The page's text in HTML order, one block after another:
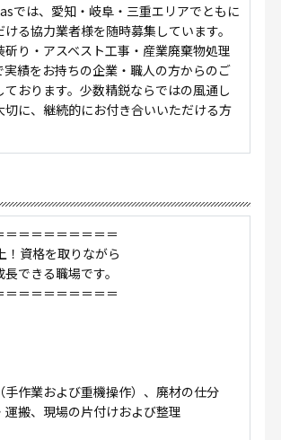
では、愛知・岐阜・三重エリアでともに
る協力業者様を随時募集しています。
斫り・アスベスト工事・産業廃棄物処理
実績をお持ちの企業・職人の方からのご
おります。少数精鋭ならではの風通し
切に、継続的にお付き合いいただける方
＝＝＝＝＝＝＝＝＝
！資格を取りながら
できる職場です。
＝＝＝＝＝＝＝＝＝
手作業および重機操作）、廃材の仕分
運搬、現場の片付けおよび整理